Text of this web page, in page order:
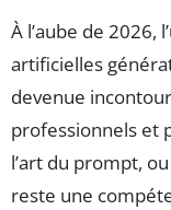
À l’aube de 2026,
artificielles
devenue
professionnels et
l’art du prompt,
reste une